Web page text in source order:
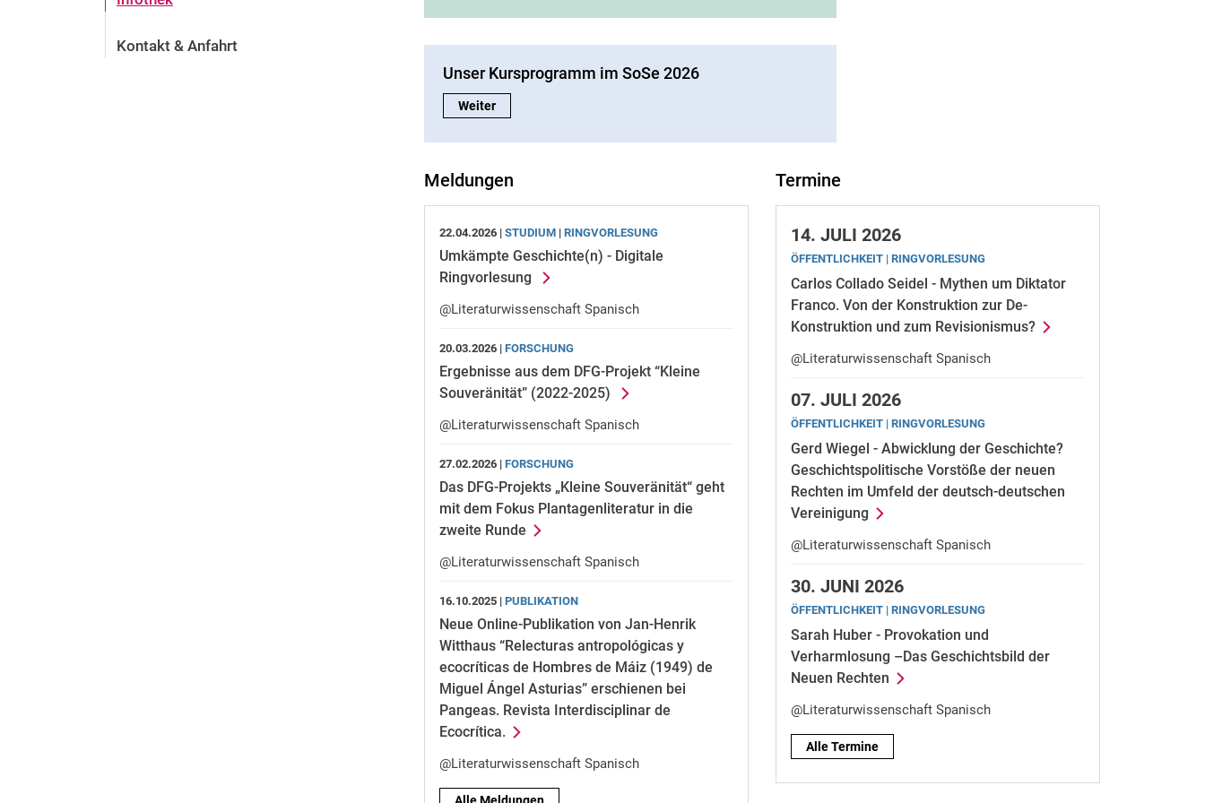
Kontakt & Anfahrt
Unser Kursprogramm im SoSe 2026
Unser Kursprogramm im SoSe 2026:
Weiter
Meldungen
22.04.2026 |STUDIUM |RINGVORLESUNG
Umkämpte Geschichte(n) - Digitale
Ringvorlesung
@Literaturwissenschaft Spanisch
20.03.2026 |FORSCHUNG
Ergebnisse aus dem DFG-Projekt “Kleine
Souveränität” (2022-2025)
@Literaturwissenschaft Spanisch
27.02.2026 |FORSCHUNG
Das DFG-Projekts „Kleine Souveränität“ geht
mit dem Fokus Plantagenliteratur in die
zweite Runde
@Literaturwissenschaft Spanisch
16.10.2025 |PUBLIKATION
Neue Online-Publikation von Jan-Henrik
Witthaus “Relecturas antropológicas y
ecocríticas de Hombres de Máiz (1949) de
Miguel Ángel Asturias” erschienen bei
Pangeas. Revista Interdisciplinar de
Ecocrítica.
@Literaturwissenschaft Spanisch
Termine
14. JULI 2026
ÖFFENTLICHKEIT | RINGVORLESUNG
Carlos Collado Seidel - Mythen um Diktator
Franco. Von der Konstruktion zur De-
Konstruktion und zum Revisionismus?
@Literaturwissenschaft Spanisch
07. JULI 2026
ÖFFENTLICHKEIT | RINGVORLESUNG
Gerd Wiegel - Abwicklung der Geschichte?
Geschichtspolitische Vorstöße der neuen
Rechten im Umfeld der deutsch-deutschen
Vereinigung
@Literaturwissenschaft Spanisch
30. JUNI 2026
ÖFFENTLICHKEIT | RINGVORLESUNG
Sarah Huber - Provokation und
Verharmlosung –Das Geschichtsbild der
Neuen Rechten
@Literaturwissenschaft Spanisch
Alle Termine